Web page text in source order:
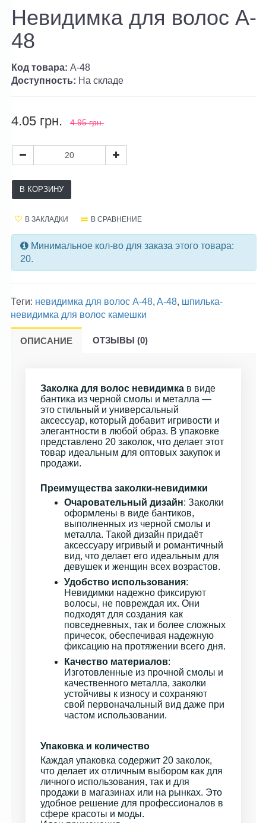
Невидимка для волос A-
48
Код товара: A-48
Доступность: На складе
4.05 грн. 4.95 грн.
В КОРЗИНУ
В ЗАКЛАДКИ В СРАВНЕНИЕ
Минимальное кол-во для заказа этого товара:
20.
Теги: невидимка для волос A-48, A-48, шпилька-
невидимка для волос камешки
ОПИСАНИЕ ОТЗЫВЫ (0)
Заколка для волос невидимка в виде
бантика из черной смолы и металла —
это стильный и универсальный
аксессуар, который добавит игривости и
элегантности в любой образ. В упаковке
представлено 20 заколок, что делает этот
товар идеальным для оптовых закупок и
продажи.
Преимущества заколки-невидимки
Очаровательный дизайн: Заколки
оформлены в виде бантиков,
выполненных из черной смолы и
металла. Такой дизайн придаёт
аксессуару игривый и романтичный
вид, что делает его идеальным для
девушек и женщин всех возрастов.
Удобство использования:
Невидимки надежно фиксируют
волосы, не повреждая их. Они
подходят для создания как
повседневных, так и более сложных
причесок, обеспечивая надежную
фиксацию на протяжении всего дня.
Качество материалов:
Изготовленные из прочной смолы и
качественного металла, заколки
устойчивы к износу и сохраняют
свой первоначальный вид даже при
частом использовании.
Упаковка и количество
Каждая упаковка содержит 20 заколок,
что делает их отличным выбором как для
личного использования, так и для
продажи в магазинах или на рынках. Это
удобное решение для профессионалов в
сфере красоты и моды.